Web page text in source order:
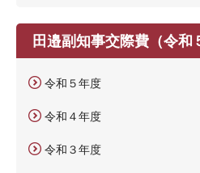
田邉副知事交際費（令和
令和５年度
令和４年度
令和３年度